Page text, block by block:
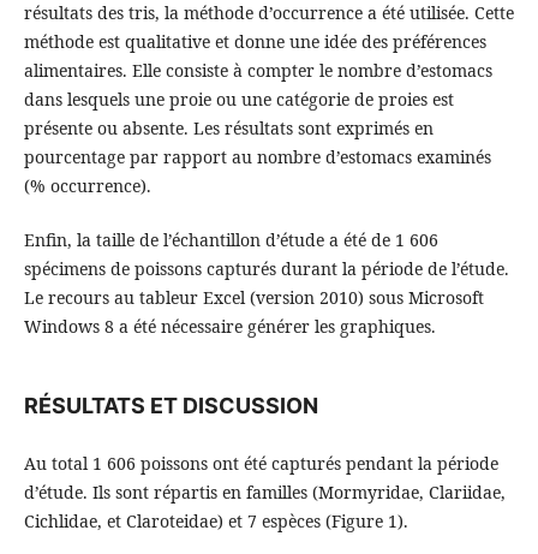
résultats des tris, la méthode d’occurrence a été utilisée. Cette
méthode est qualitative et donne une idée des préférences
alimentaires. Elle consiste à compter le nombre d’estomacs
dans lesquels une proie ou une catégorie de proies est
présente ou absente. Les résultats sont exprimés en
pourcentage par rapport au nombre d’estomacs examinés
(% occurrence).
Enfin, la taille de l’échantillon d’étude a été de 1 606
spécimens de poissons capturés durant la période de l’étude.
Le recours au tableur Excel (version 2010) sous Microsoft
Windows 8 a été nécessaire générer les graphiques.
RÉSULTATS ET DISCUSSION
Au total 1 606 poissons ont été capturés pendant la période
d’étude. Ils sont répartis en familles (Mormyridae, Clariidae,
Cichlidae, et Claroteidae) et 7 espèces (Figure 1).